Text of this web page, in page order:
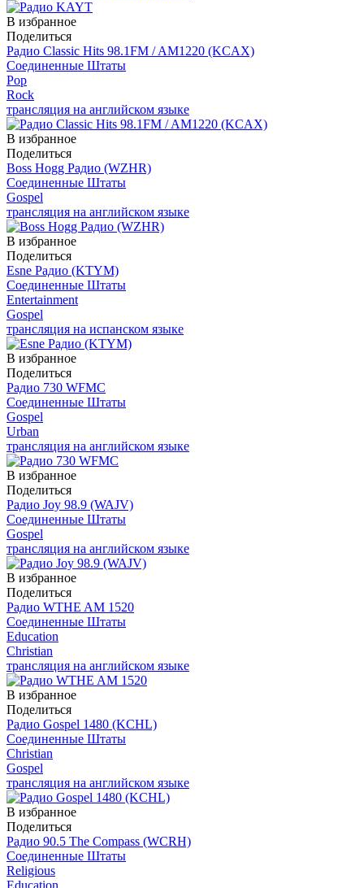
В избранное
Поделиться
Радио Classic Hits 98.1FM / AM1220 (KCAX)
Соединенные Штаты
Pop
Rock
трансляция на английском языке
В избранное
Поделиться
Boss Hogg Радио (WZHR)
Соединенные Штаты
Gospel
трансляция на английском языке
В избранное
Поделиться
Esne Радио (KTYM)
Соединенные Штаты
Entertainment
Gospel
трансляция на испанском языке
В избранное
Поделиться
Радио 730 WFMС
Соединенные Штаты
Gospel
Urban
трансляция на английском языке
В избранное
Поделиться
Радио Joy 98.9 (WAJV)
Соединенные Штаты
Gospel
трансляция на английском языке
В избранное
Поделиться
Радио WTHE AM 1520
Соединенные Штаты
Education
Christian
трансляция на английском языке
В избранное
Поделиться
Радио Gospel 1480 (KCHL)
Соединенные Штаты
Christian
Gospel
трансляция на английском языке
В избранное
Поделиться
Радио 90.5 The Compass (WCRH)
Соединенные Штаты
Religious
Education